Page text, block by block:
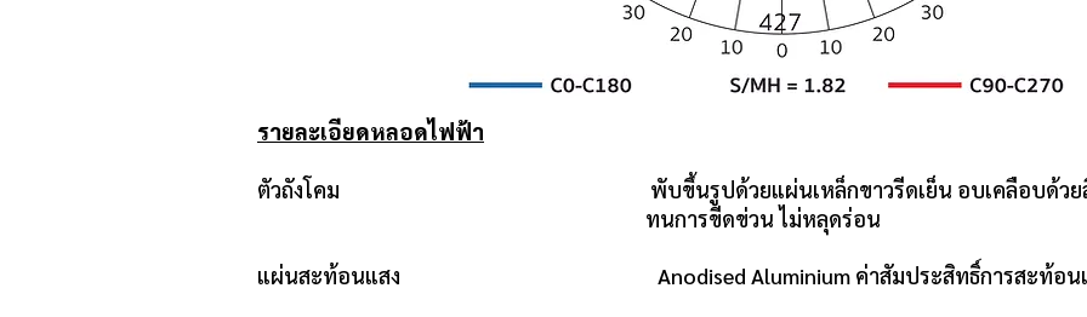
รายละเอียดหลอดไฟฟ้า
ตัวถังโคม พับขึ้นรูปด้วยแผ่นเหล็กขาวรีดเย็น อบเคลือบด้วยสีฝุ่
ทนการขีดข่วน ไม่หลุดร่อน
แผ่นสะท้อนแสง Anodised Aluminium ค่าสัมประสิทธิ์การสะท้อนแส